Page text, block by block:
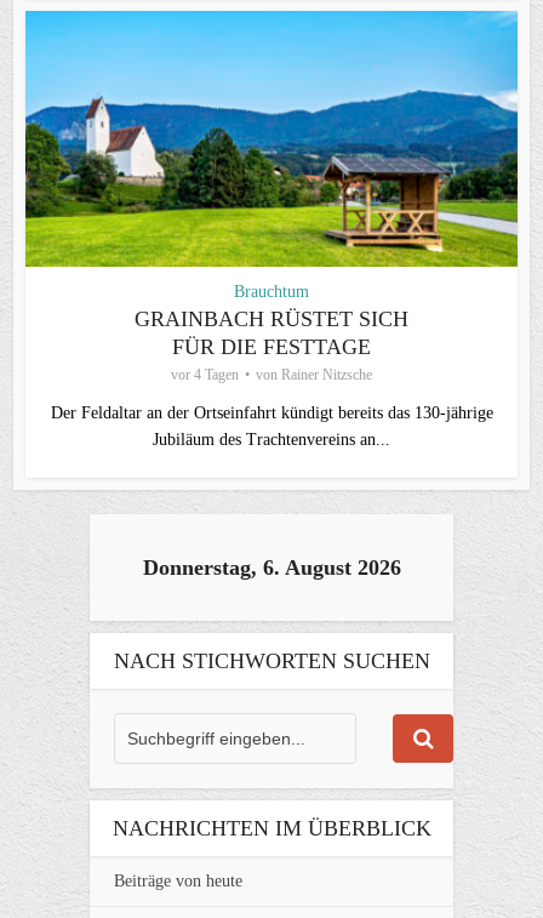
Brauchtum
GRAINBACH RÜSTET SICH
FÜR DIE FESTTAGE
vor 4 Tagen von Rainer Nitzsche
Der Feldaltar an der Ortseinfahrt kündigt bereits das 130-jährige
Jubiläum des Trachtenvereins an...
Donnerstag, 6. August 2026
NACH STICHWORTEN SUCHEN
NACHRICHTEN IM ÜBERBLICK
Beiträge von heute